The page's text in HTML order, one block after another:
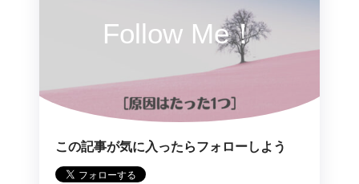
Follow Me！
この記事が気に入ったらフォローしよう